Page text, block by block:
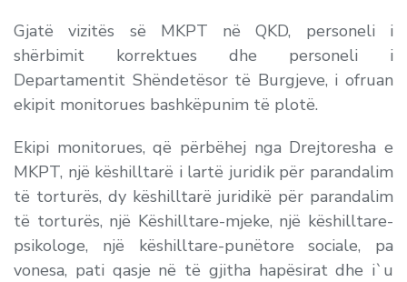
Gjatë vizitës së MKPT në QKD, personeli i
shërbimit korrektues dhe personeli i
Departamentit Shëndetësor të Burgjeve, i ofruan
ekipit monitorues bashkëpunim të plotë.
Ekipi monitorues, që përbëhej nga Drejtoresha e
MKPT, një këshilltarë i lartë juridik për parandalim
të torturës, dy këshilltarë juridikë për parandalim
të torturës, një Këshilltare-mjeke, një këshilltare-
psikologe, një këshilltare-punëtore sociale, pa
vonesa, pati qasje në të gjitha hapësirat dhe i`u